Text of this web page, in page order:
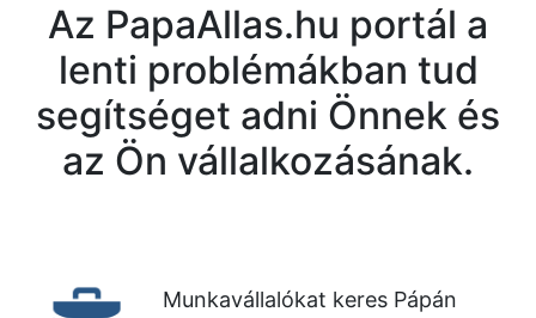
Az PapaAllas.hu portál a
lenti problémákban tud
segítséget adni Önnek és
az Ön vállalkozásának.
Munkavállalókat keres Pápán